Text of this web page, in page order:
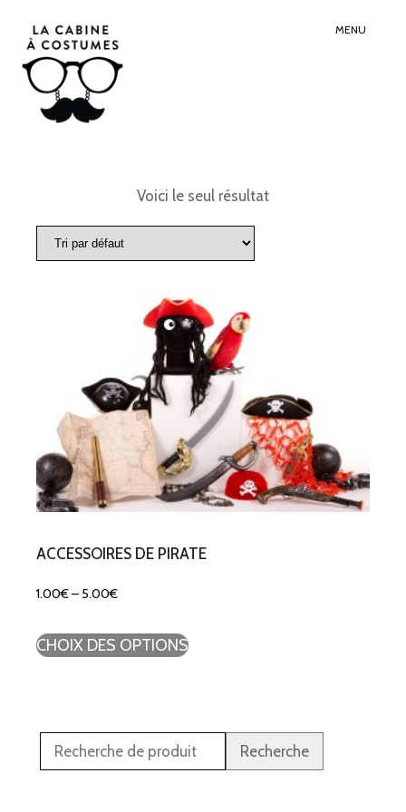
MENU
Voici le seul résultat
ACCESSOIRES DE PIRATE
1.00€– 5.00€
CHOIX DES OPTIONS
Recherche